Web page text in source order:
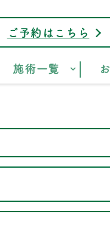
ご予約はこちら
施術一覧